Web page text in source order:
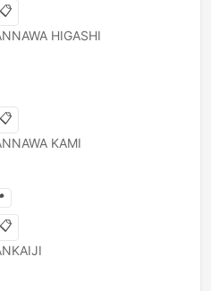
📋
HIGASHI
📋
KAMI
📋